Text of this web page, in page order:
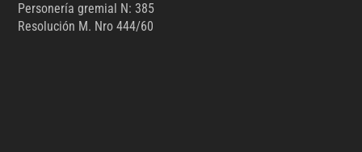
Personería gremial N: 385
Resolución M. Nro 444/60